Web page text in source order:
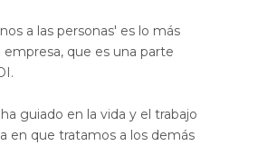
a las personas' es lo más
que es una parte
guiado en la vida y el trabajo
en que tratamos a los demás